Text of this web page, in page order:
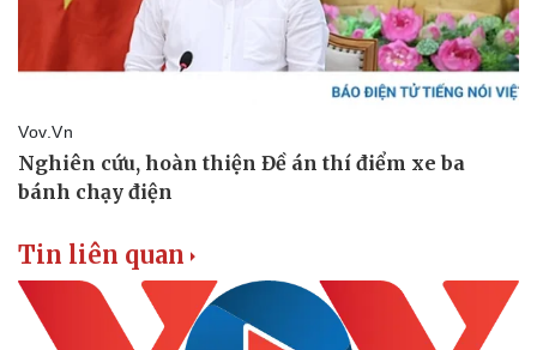
Tin liên quan